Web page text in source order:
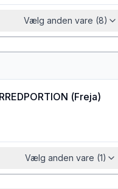
Vælg anden vare (8)
(Freja)
Vælg anden vare (1)